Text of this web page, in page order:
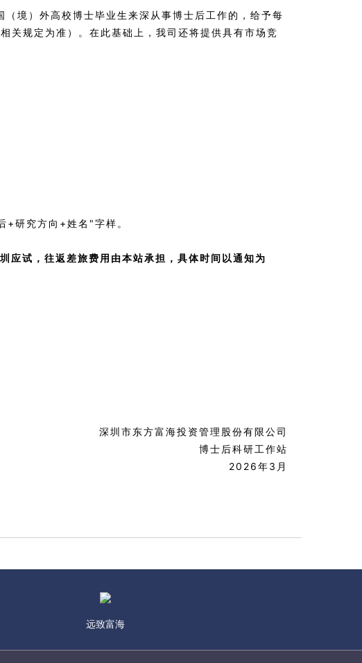
境）外高校博士毕业生来深从事博士后工作的，给予每
关规定为准）。在此基础上，我司还将提供具有市场竞
研究方向+姓名"字样。
应试，往返差旅费用由本站承担，具体时间以通知为
深圳市东方富海投资管理股份有限公司
博士后科研工作站
2026年3月
远致富海